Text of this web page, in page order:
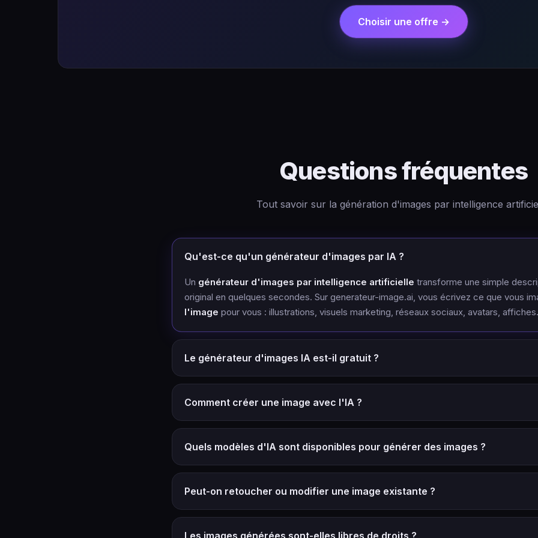
Choisir une offre →
Questions fréquentes
Tout savoir sur la génération d'images par intelligence
Qu'est-ce qu'un générateur d'images par IA ?
Un générateur d'images par intelligence artificielle transforme une simple
original en quelques secondes. Sur generateur-image.ai, vous écrivez ce que vous
l'image pour vous : illustrations, visuels marketing, réseaux sociaux, avatars,
Le générateur d'images IA est-il gratuit ?
Comment créer une image avec l'IA ?
Quels modèles d'IA sont disponibles pour générer des images ?
Peut-on retoucher ou modifier une image existante ?
Les images générées sont-elles libres de droits ?